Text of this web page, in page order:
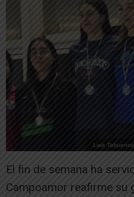
Laia
El fin de semana ha
Campoamor reafirme su